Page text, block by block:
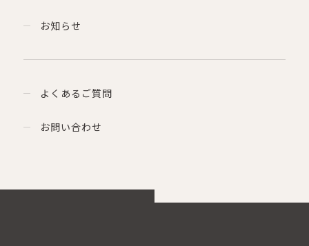
お知らせ
よくあるご質問
お問い合わせ